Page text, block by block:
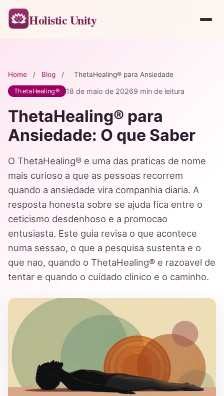
Holistic Unity
Home / Blog / ThetaHealing® para Ansiedade
ThetaHealing® 18 de maio de 20269 min de leitura
ThetaHealing® para
Ansiedade: O que Saber
O ThetaHealing® e uma das praticas de nome
mais curioso a que as pessoas recorrem
quando a ansiedade vira companhia diaria. A
resposta honesta sobre se ajuda fica entre o
ceticismo desdenhoso e a promocao
entusiasta. Este guia revisa o que acontece
numa sessao, o que a pesquisa sustenta e o
que nao, quando o ThetaHealing® e razoavel de
tentar e quando o cuidado clinico e o caminho.